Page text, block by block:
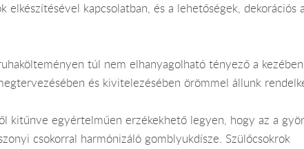
elkészítésével kapcsolatban, és a lehetőségek,
túl nem elhanyagolható tényező a
és kivitelezésében örömmel állunk
kitűnve egyértelműen erzékekhető legyen, hogy az a
csokorral harmónizáló gomblyukdísze. Szülőcsokrok